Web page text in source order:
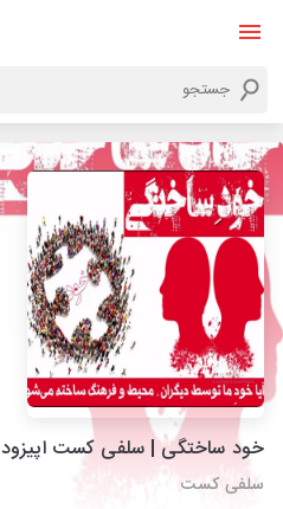
خود ساختگی | سلفی کست اپیزود 4
سلفی کست